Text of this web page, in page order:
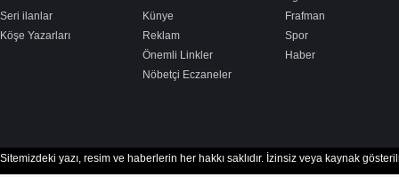
Seri ilanlar
Köşe Yazarları
Künye
Reklam
Önemli Linkler
Nöbetçi Eczaneler
Frafman
Spor
Haber
Sitemizdeki yazı, resim ve haberlerin her hakkı saklıdır. İzinsiz veya kaynak